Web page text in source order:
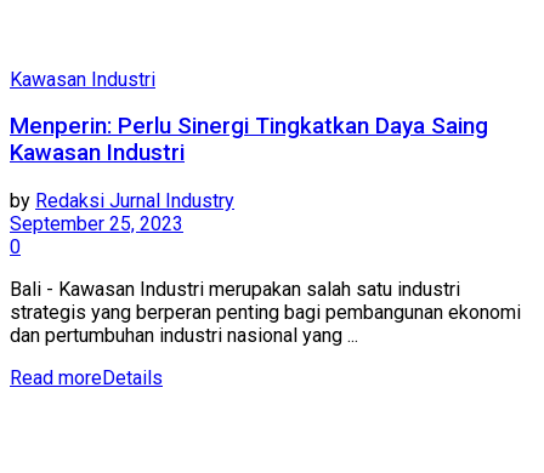
Kawasan Industri
Menperin: Perlu Sinergi Tingkatkan Daya Saing
Kawasan Industri
by Redaksi Jurnal Industry
September 25, 2023
0
Bali - Kawasan Industri merupakan salah satu industri
strategis yang berperan penting bagi pembangunan ekonomi
dan pertumbuhan industri nasional yang ...
Read moreDetails